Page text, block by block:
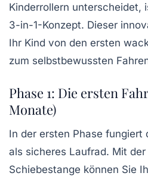
Kinderrollern unterscheidet,
3-in-1-Konzept. Dieser
Ihr Kind von den ersten
zum selbstbewussten
Phase 1: Die ersten
Monate)
In der ersten Phase fungiert
als sicheres Laufrad. Mit der
Schiebestange können Sie